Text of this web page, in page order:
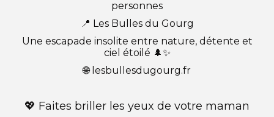
personnes
📍 Les Bulles du Gourg
Une escapade insolite entre nature, détente et
ciel étoilé 🌲✨
🌐 lesbullesdugourg.fr
💖 Faites briller les yeux de votre maman